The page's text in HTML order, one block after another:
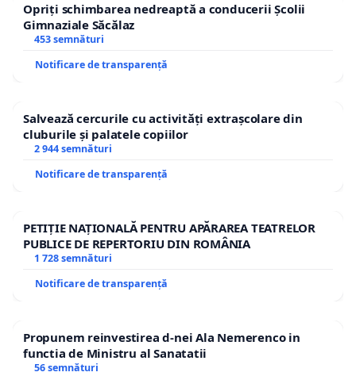
Opriți schimbarea nedreaptă a conducerii Școlii
Gimnaziale Săcălaz
453 semnături
Notificare de transparență
Salvează cercurile cu activități extrașcolare din
cluburile și palatele copiilor
2 944 semnături
Notificare de transparență
PETIȚIE NAȚIONALĂ PENTRU APĂRAREA TEATRELOR
PUBLICE DE REPERTORIU DIN ROMÂNIA
1 728 semnături
Notificare de transparență
Propunem reinvestirea d-nei Ala Nemerenco in
functia de Ministru al Sanatatii
56 semnături